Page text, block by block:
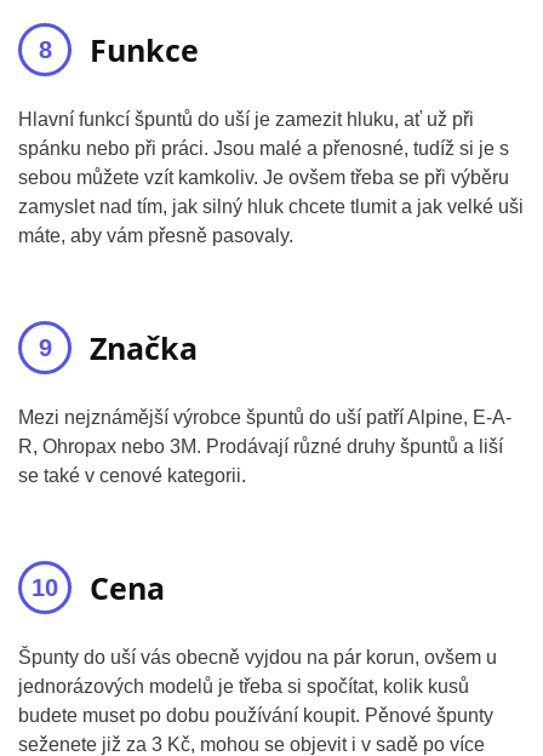
Funkce
Hlavní funkcí špuntů do uší je zamezit hluku, ať už při
spánku nebo při práci. Jsou malé a přenosné, tudíž si je s
sebou můžete vzít kamkoliv. Je ovšem třeba se při výběru
zamyslet nad tím, jak silný hluk chcete tlumit a jak velké uši
máte, aby vám přesně pasovaly.
Značka
Mezi nejznámější výrobce špuntů do uší patří Alpine, E-A-
R, Ohropax nebo 3M. Prodávají různé druhy špuntů a liší
se také v cenové kategorii.
Cena
Špunty do uší vás obecně vyjdou na pár korun, ovšem u
jednorázových modelů je třeba si spočítat, kolik kusů
budete muset po dobu používání koupit. Pěnové špunty
seženete již za 3 Kč, mohou se objevit i v sadě po více